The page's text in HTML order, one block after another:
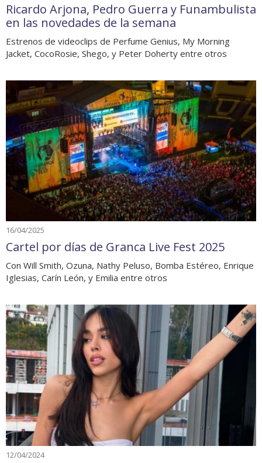
Ricardo Arjona, Pedro Guerra y Funambulista
en las novedades de la semana
Estrenos de videoclips de Perfume Genius, My Morning
Jacket, CocoRosie, Shego, y Peter Doherty entre otros
16/04/2025
Cartel por días de Granca Live Fest 2025
Con Will Smith, Ozuna, Nathy Peluso, Bomba Estéreo, Enrique
Iglesias, Carín León, y Emilia entre otros
12/04/2024